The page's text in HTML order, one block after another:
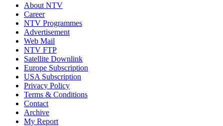
About NTV
Career
NTV Programmes
Advertisement
Web Mail
NTV FTP
Satellite Downlink
Europe Subscription
USA Subscription
Privacy Policy
Terms & Conditions
Contact
Archive
My Report